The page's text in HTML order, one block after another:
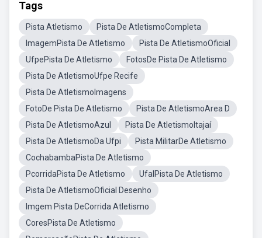
Tags
Pista Atletismo
Pista De AtletismoCompleta
ImagemPista De Atletismo
Pista De AtletismoOficial
UfpePista De Atletismo
FotosDe Pista De Atletismo
Pista De AtletismoUfpe Recife
Pista De AtletismoImagens
FotoDe Pista De Atletismo
Pista De AtletismoArea D
Pista De AtletismoAzul
Pista De AtletismoItajaí
Pista De AtletismoDa Ufpi
Pista MilitarDe Atletismo
CochabambaPista De Atletismo
PcorridaPista De Atletismo
UfalPista De Atletismo
Pista De AtletismoOficial Desenho
Imgem Pista DeCorrida Atletismo
CoresPista De Atletismo